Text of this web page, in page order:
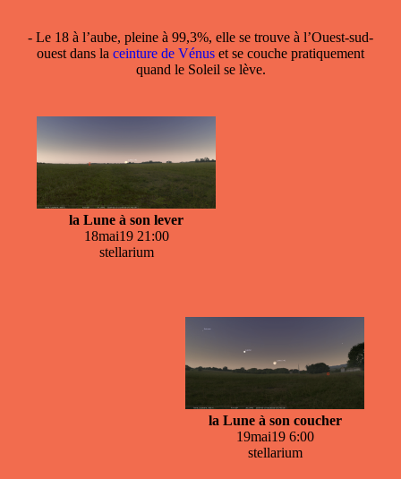
- Le 18 à l’aube, pleine à 99,3%, elle se trouve à l’Ouest-sud-
ouest dans la ceinture de Vénus et se couche pratiquement
quand le Soleil se lève.
la Lune à son lever
18mai19 21:00
stellarium
la Lune à son coucher
19mai19 6:00
stellarium